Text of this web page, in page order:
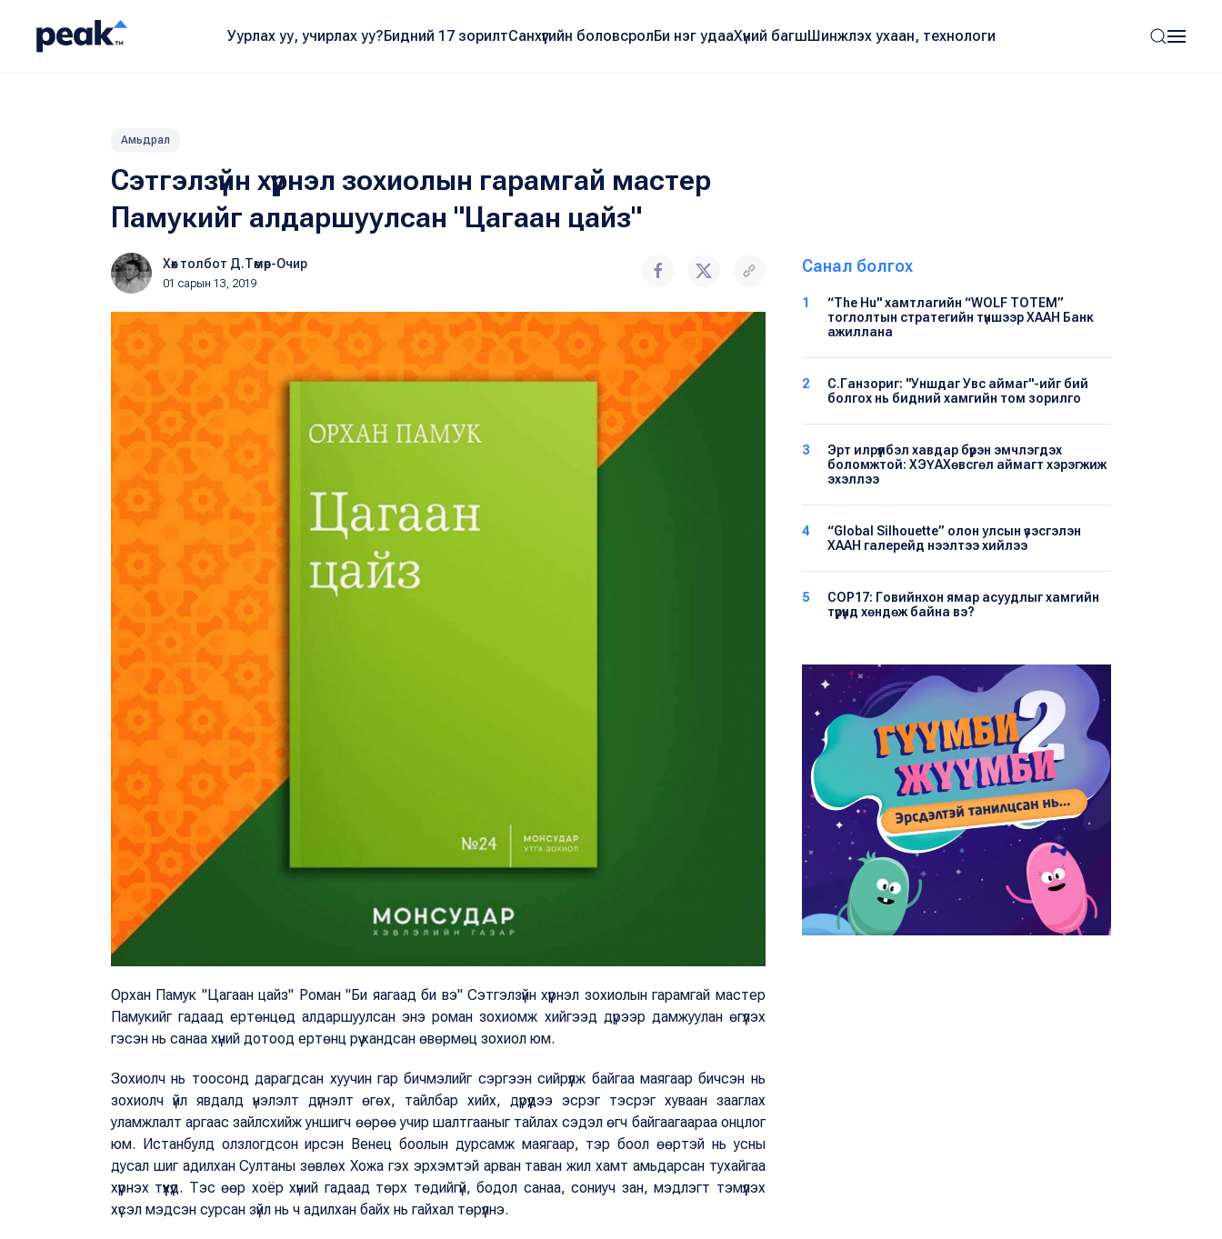
Уурлах уу, учирлах уу?Бидний 17 зорилтСанхүүгийн боловсролБи нэг удааХүний багшШинжлэх ухаан, технологи
Амьдрал
Сэтгэлзүйн хүүрнэл зохиолын гарамгай мастер
Памукийг алдаршуулсан "Цагаан цайз"
Хөх толбот Д.Төмөр-Очир
01 сарын 13, 2019
Орхан Памук "Цагаан цайз" Роман "Би яагаад би вэ" Сэтгэлзүйн хүүрнэл зохиолын гарамгай мастер
Памукийг гадаад ертөнцөд алдаршуулсан энэ роман зохиомж хийгээд дүрээр дамжуулан өгүүлэх
гэсэн нь санаа хүний дотоод ертөнц рүү хандсан өвөрмөц зохиол юм.
Зохиолч нь тоосонд дарагдсан хуучин гар бичмэлийг сэргээн сийрүүлж байгаа маягаар бичсэн нь
зохиолч үйл явдалд үнэлэлт дүгнэлт өгөх, тайлбар хийх, дүрүүдээ эсрэг тэсрэг хуваан зааглах
уламжлалт аргаас зайлсхийж уншигч өөрөө учир шалтгааныг тайлах сэдэл өгч байгаагаараа онцлог
юм. Истанбулд олзлогдсон ирсэн Венец боолын дурсамж маягаар, тэр боол өөртэй нь усны
дусал шиг адилхан Султаны зөвлөх Хожа гэх эрхэмтэй арван таван жил хамт амьдарсан тухайгаа
хүүрнэх түүхүүд. Тэс өөр хоёр хүний гадаад төрх төдийгүй, бодол санаа, сониуч зан, мэдлэгт тэмүүлэх
хүсэл мэдсэн сурсан зүйл нь ч адилхан байх нь гайхал төрүүлнэ.
Санал болгох
1
“The Hu" хамтлагийн “WOLF TOTEM”
тоглолтын стратегийн түншээр ХААН Банк
ажиллана
2
С.Ганзориг: "Уншдаг Увс аймаг"-ийг бий
болгох нь бидний хамгийн том зорилго
3
Эрт илрүүлбэл хавдар бүрэн эмчлэгдэх
боломжтой: ХЭҮА​Хөвсгөл аймагт хэрэгжиж
эхэллээ
4
“Global Silhouette” олон улсын үзэсгэлэн
ХААН галерейд нээлтээ хийлээ
5
COP17: Говийнхон ямар асуудлыг хамгийн
түрүүнд хөндөж байна вэ?